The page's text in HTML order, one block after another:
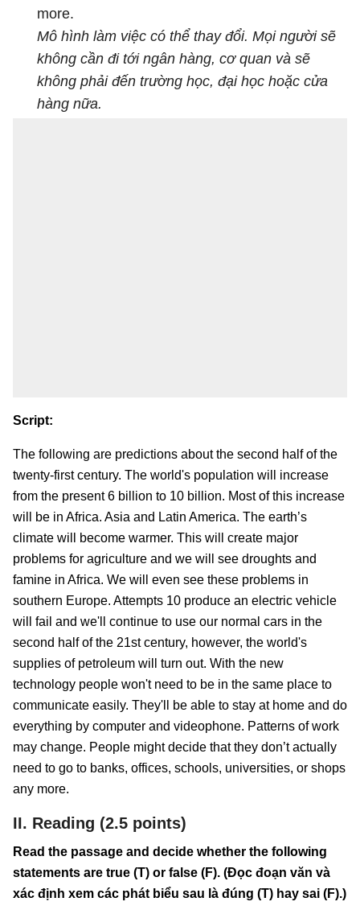
more.
Mô hình làm việc có thể thay đổi. Mọi người sẽ
không cần đi tới ngân hàng, cơ quan và sẽ
không phải đến trường học, đại học hoặc cửa
hàng nữa.
Script:
The following are predictions about the second half of the
twenty-first century. The world's population will increase
from the present 6 billion to 10 billion. Most of this increase
will be in Africa. Asia and Latin America. The earth’s
climate will become warmer. This will create major
problems for agriculture and we will see droughts and
famine in Africa. We will even see these problems in
southern Europe. Attempts 10 produce an electric vehicle
will fail and we'll continue to use our normal cars in the
second half of the 21st century, however, the world's
supplies of petroleum will turn out. With the new
technology people won't need to be in the same place to
communicate easily. They'll be able to stay at home and do
everything by computer and videophone. Patterns of work
may change. People might decide that they don’t actually
need to go to banks, offices, schools, universities, or shops
any more.
II. Reading (2.5 points)
Read the passage and decide whether the following
statements are true (T) or false (F). (Đọc đoạn văn và
xác định xem các phát biểu sau là đúng (T) hay sai (F).)